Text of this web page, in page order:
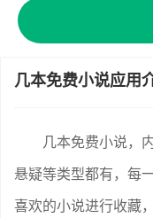
几本免费小说应用
几本免费小说，
悬疑等类型都有，每
喜欢的小说进行收藏